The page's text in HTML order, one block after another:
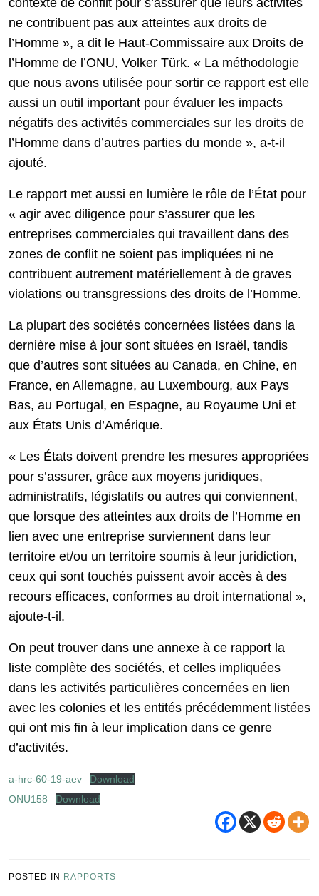
contexte de conflit pour s’assurer que leurs activités
ne contribuent pas aux atteintes aux droits de
l’Homme », a dit le Haut-Commissaire aux Droits de
l’Homme de l’ONU, Volker Türk. « La méthodologie
que nous avons utilisée pour sortir ce rapport est elle
aussi un outil important pour évaluer les impacts
négatifs des activités commerciales sur les droits de
l’Homme dans d’autres parties du monde », a-t-il
ajouté.
Le rapport met aussi en lumière le rôle de l’État pour
« agir avec diligence pour s’assurer que les
entreprises commerciales qui travaillent dans des
zones de conflit ne soient pas impliquées ni ne
contribuent autrement matériellement à de graves
violations ou transgressions des droits de l’Homme.
La plupart des sociétés concernées listées dans la
dernière mise à jour sont situées en Israël, tandis
que d’autres sont situées au Canada, en Chine, en
France, en Allemagne, au Luxembourg, aux Pays
Bas, au Portugal, en Espagne, au Royaume Uni et
aux États Unis d’Amérique.
« Les États doivent prendre les mesures appropriées
pour s’assurer, grâce aux moyens juridiques,
administratifs, législatifs ou autres qui conviennent,
que lorsque des atteintes aux droits de l’Homme en
lien avec une entreprise surviennent dans leur
territoire et/ou un territoire soumis à leur juridiction,
ceux qui sont touchés puissent avoir accès à des
recours efficaces, conformes au droit international »,
ajoute-t-il.
On peut trouver dans une annexe à ce rapport la
liste complète des sociétés, et celles impliquées
dans les activités particulières concernées en lien
avec les colonies et les entités précédemment listées
qui ont mis fin à leur implication dans ce genre
d’activités.
a-hrc-60-19-aev
Download
ONU158
Download
POSTED IN RAPPORTS